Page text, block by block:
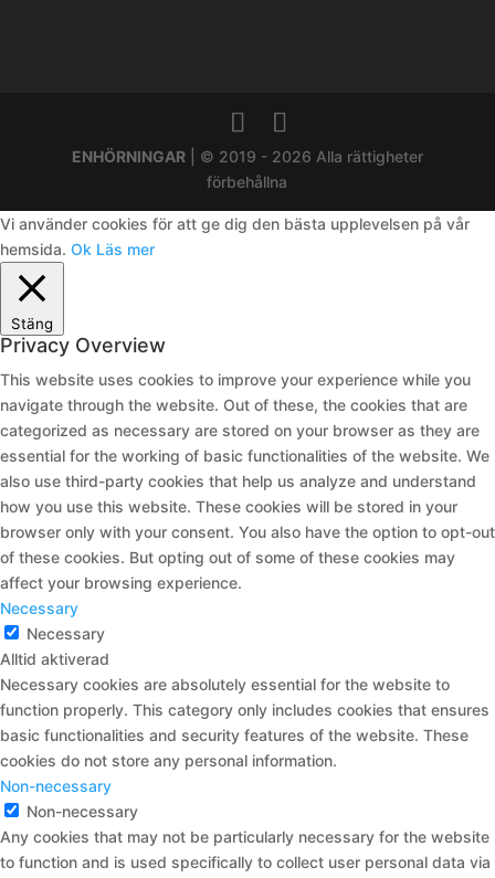
ENHÖRNINGAR| © 2019 - 2026 Alla rättigheter
förbehållna
Vi använder cookies för att ge dig den bästa upplevelsen på vår
hemsida. Ok Läs mer
Stäng
Privacy Overview
This website uses cookies to improve your experience while you
navigate through the website. Out of these, the cookies that are
categorized as necessary are stored on your browser as they are
essential for the working of basic functionalities of the website. We
also use third-party cookies that help us analyze and understand
how you use this website. These cookies will be stored in your
browser only with your consent. You also have the option to opt-out
of these cookies. But opting out of some of these cookies may
affect your browsing experience.
Necessary
Necessary
Alltid aktiverad
Necessary cookies are absolutely essential for the website to
function properly. This category only includes cookies that ensures
basic functionalities and security features of the website. These
cookies do not store any personal information.
Non-necessary
Non-necessary
Any cookies that may not be particularly necessary for the website
to function and is used specifically to collect user personal data via